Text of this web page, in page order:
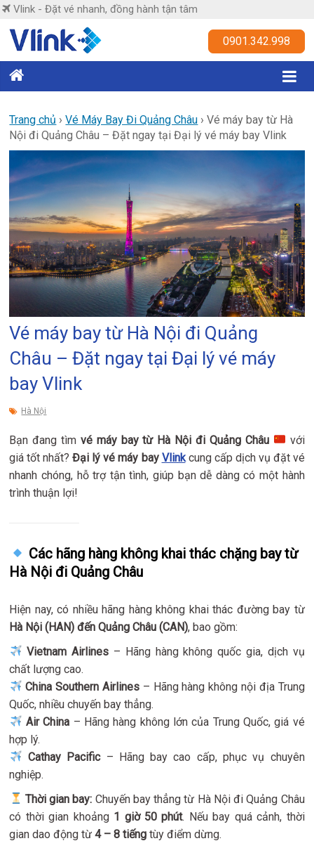
Skip
content
Vlink - Đặt vé nhanh, đồng hành tận tâm
Vlink
nhanh,
đồng
hành
tận
tâm
0901.342.998
Trang chủ ›Vé Máy Bay Đi Quảng Châu ›Vé máy bay từ Hà
Nội đi Quảng Châu – Đặt ngay tại Đại lý vé máy bay Vlink
Vé máy bay từ Hà Nội đi Quảng
Châu – Đặt ngay tại Đại lý vé máy
bay Vlink
Hà Nội
Bạn đang tìm vé máy bay từ Hà Nội đi Quảng Châu
với
giá tốt nhất?Đại lý vé máy bay Vlinkcung cấp dịch vụ đặt vé
nhanh chóng, hỗ trợ tận tình, giúp bạn dễ dàng có một hành
trình thuận lợi!
Các hãng hàng không khai thác chặng bay từ
Hà Nội đi Quảng Châu
Hiện nay, có nhiều hãng hàng không khai thác đường bay từ
Hà Nội (HAN) đến Quảng Châu (CAN), bao gồm:
Vietnam Airlines – Hãng hàng không quốc gia, dịch vụ
chất lượng cao.
China Southern Airlines – Hãng hàng không nội địa Trung
Quốc, nhiều chuyến bay thẳng.
Air China – Hãng hàng không lớn của Trung Quốc, giá vé
hợp lý.
Cathay Pacific– Hãng bay cao cấp, phục vụ chuyên
nghiệp.
Thời gian bay: Chuyến bay thẳng từ Hà Nội đi Quảng Châu
có thời gian khoảng 1 giờ 50 phút. Nếu bay quá cảnh, thời
gian dao động từ4 – 8 tiếng tùy điểm dừng.